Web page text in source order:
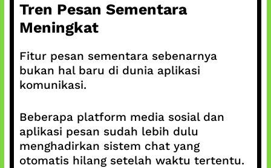
Tren Pesan Sementara
Meningkat
Fitur pesan sementara sebenarnya
bukan hal baru di dunia aplikasi
komunikasi.
Beberapa platform media sosial dan
aplikasi pesan sudah lebih dulu
menghadirkan sistem chat yang
otomatis hilang setelah waktu tertentu.